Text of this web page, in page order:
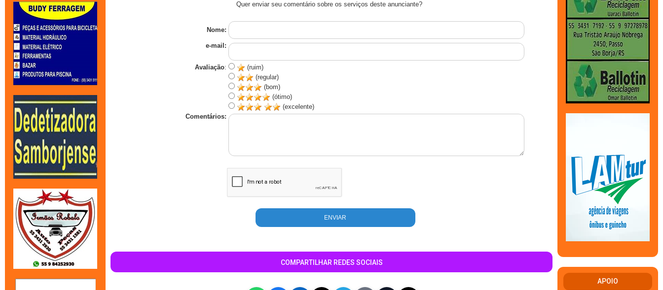
Quer enviar seu comentário sobre os serviços deste anunciante?
Nome:
e-mail:
Avaliação:
(ruim)
(regular)
(bom)
(ótimo)
(excelente)
Comentários:
COMPARTILHAR REDES SOCIAIS
APOIO